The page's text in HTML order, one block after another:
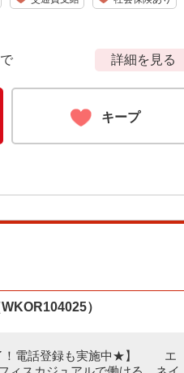
詳細を見る
キープ
）
了！電話登録も実施中★】 エ